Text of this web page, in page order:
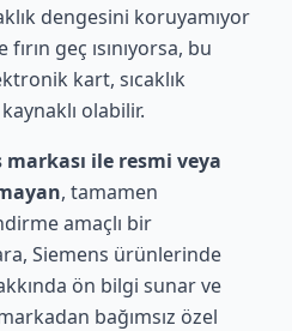
dengesini koruyamıyor
geç ısınıyorsa, bu
kart, sıcaklık
olabilir.
markası ile resmi veya
, tamamen
amaçlı bir
Siemens ürünlerinde
ön bilgi sunar ve
bağımsız özel